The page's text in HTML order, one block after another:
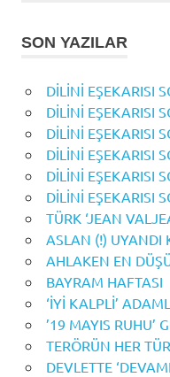
SON YAZILAR
DİLİNİ EŞEKARISI
DİLİNİ EŞEKARISI
DİLİNİ EŞEKARISI
DİLİNİ EŞEKARISI
DİLİNİ EŞEKARISI
DİLİNİ EŞEKARISI
TÜRK ‘JEAN
ASLAN (!) UYANDI
AHLAKEN EN
BAYRAM HAFTASI
‘İYİ KALPLİ’
’19 MAYIS RUHU’
TERÖRÜN HER
DEVLETTE